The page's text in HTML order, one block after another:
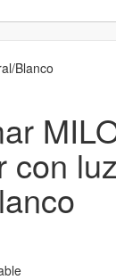
Blanco
con luz